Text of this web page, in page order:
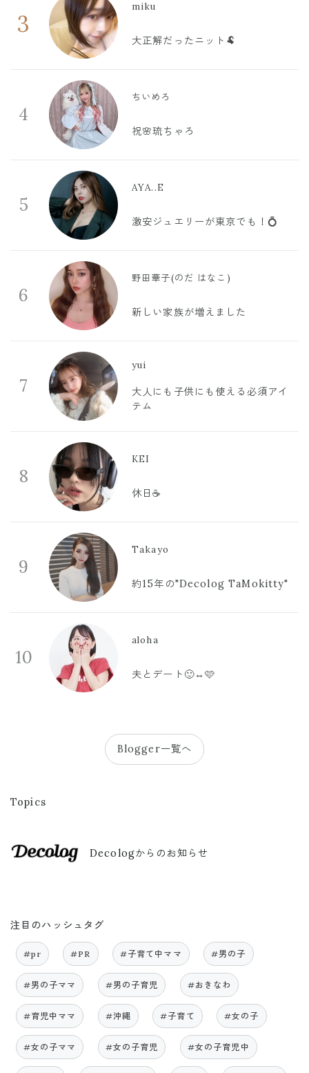
3
miku
大正解だったニット🐏
4
ちいめろ
祝🌸琉ちゃろ
5
AYA..E
激安ジュエリーが東京でも！💍
6
野田華子(のだ はなこ)
新しい家族が増えました
7
yui
大人にも子供にも使える必須アイ
テム
8
KEI
休日☕️
9
Takayo
約15年の"Decolog TaMokitty"
10
aloha
夫とデート🙂‍↔️🩷
Blogger一覧へ
Topics
Decologからのお知らせ
注目のハッシュタグ
#pr #PR #子育て中ママ #男の子
#男の子ママ #男の子育児 #おきなわ
#育児中ママ #沖縄 #子育て #女の子
#女の子ママ #女の子育児 #女の子育児中